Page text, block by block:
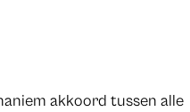
akkoord tussen alle